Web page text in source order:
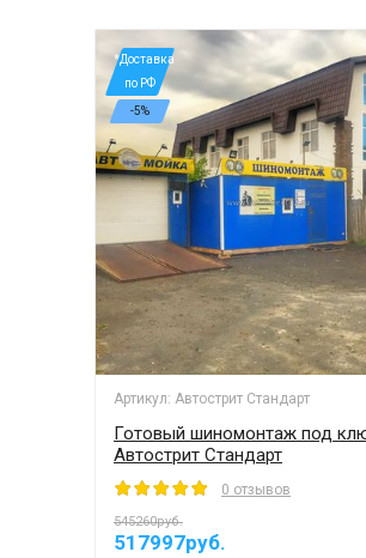
*Доставка
по РФ
-5%
Артикул: Автострит Стандарт
Готовый шиномонтаж под
Автострит Стандарт
0 отзывов
545260руб.
517997руб.